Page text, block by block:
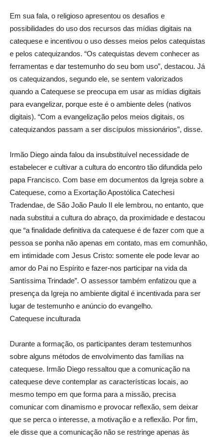
Em sua fala, o religioso apresentou os desafios e
possibilidades do uso dos recursos das mídias digitais na
catequese e incentivou o uso desses meios pelos catequistas
e pelos catequizandos. “Os catequistas devem conhecer as
ferramentas e dar testemunho do seu bom uso”, destacou. Já
os catequizandos, segundo ele, se sentem valorizados
quando a Catequese se preocupa em usar as mídias digitais
para evangelizar, porque este é o ambiente deles (nativos
digitais). “Com a evangelização pelos meios digitais, os
catequizandos passam a ser discípulos missionários”, disse.
Irmão Diego ainda falou da insubstituível necessidade de
estabelecer e cultivar a cultura do encontro tão difundida pelo
papa Francisco. Com base em documentos da Igreja sobre a
Catequese, como a Exortação Apostólica Catechesi
Tradendae, de São João Paulo II ele lembrou, no entanto, que
nada substitui a cultura do abraço, da proximidade e destacou
que “a finalidade definitiva da catequese é de fazer com que a
pessoa se ponha não apenas em contato, mas em comunhão,
em intimidade com Jesus Cristo: somente ele pode levar ao
amor do Pai no Espírito e fazer-nos participar na vida da
Santíssima Trindade”. O assessor também enfatizou que a
presença da Igreja no ambiente digital é incentivada para ser
lugar de testemunho e anúncio do evangelho.
Catequese inculturada
Durante a formação, os participantes deram testemunhos
sobre alguns métodos de envolvimento das famílias na
catequese. Irmão Diego ressaltou que a comunicação na
catequese deve contemplar as características locais, ao
mesmo tempo em que forma para a missão, precisa
comunicar com dinamismo e provocar reflexão, sem deixar
que se perca o interesse, a motivação e a reflexão. Por fim,
ele disse que a comunicação não se restringe apenas às